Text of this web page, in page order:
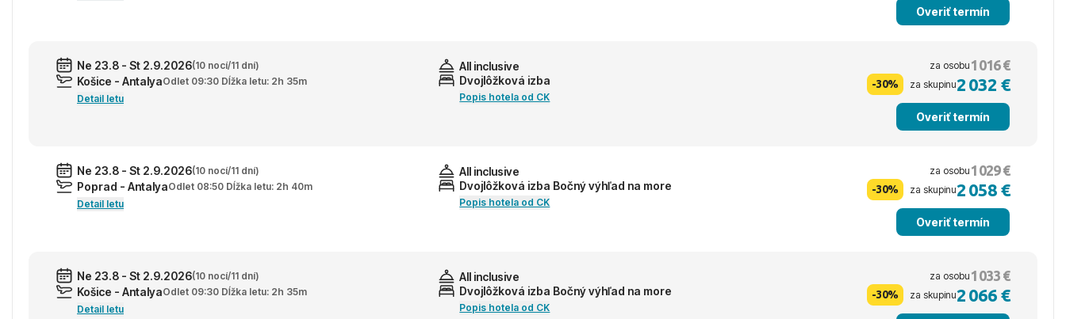
Overiť termín
Ne 23.8 - St 2.9.2026(10 nocí/11 dní)
Košice - AntalyaOdlet 09:30 Dĺžka letu: 2h 35m
Detail letu
All inclusive
Dvojlôžková izba
Popis hotela od CK
za osobu 1 016 €
-30% za skupinu2 032 €
Overiť termín
Ne 23.8 - St 2.9.2026(10 nocí/11 dní)
Poprad - AntalyaOdlet 08:50 Dĺžka letu: 2h 40m
Detail letu
All inclusive
Dvojlôžková izba Bočný výhľad na more
Popis hotela od CK
za osobu 1 029 €
-30% za skupinu2 058 €
Overiť termín
Ne 23.8 - St 2.9.2026(10 nocí/11 dní)
Košice - AntalyaOdlet 09:30 Dĺžka letu: 2h 35m
Detail letu
All inclusive
Dvojlôžková izba Bočný výhľad na more
Popis hotela od CK
za osobu 1 033 €
-30% za skupinu2 066 €